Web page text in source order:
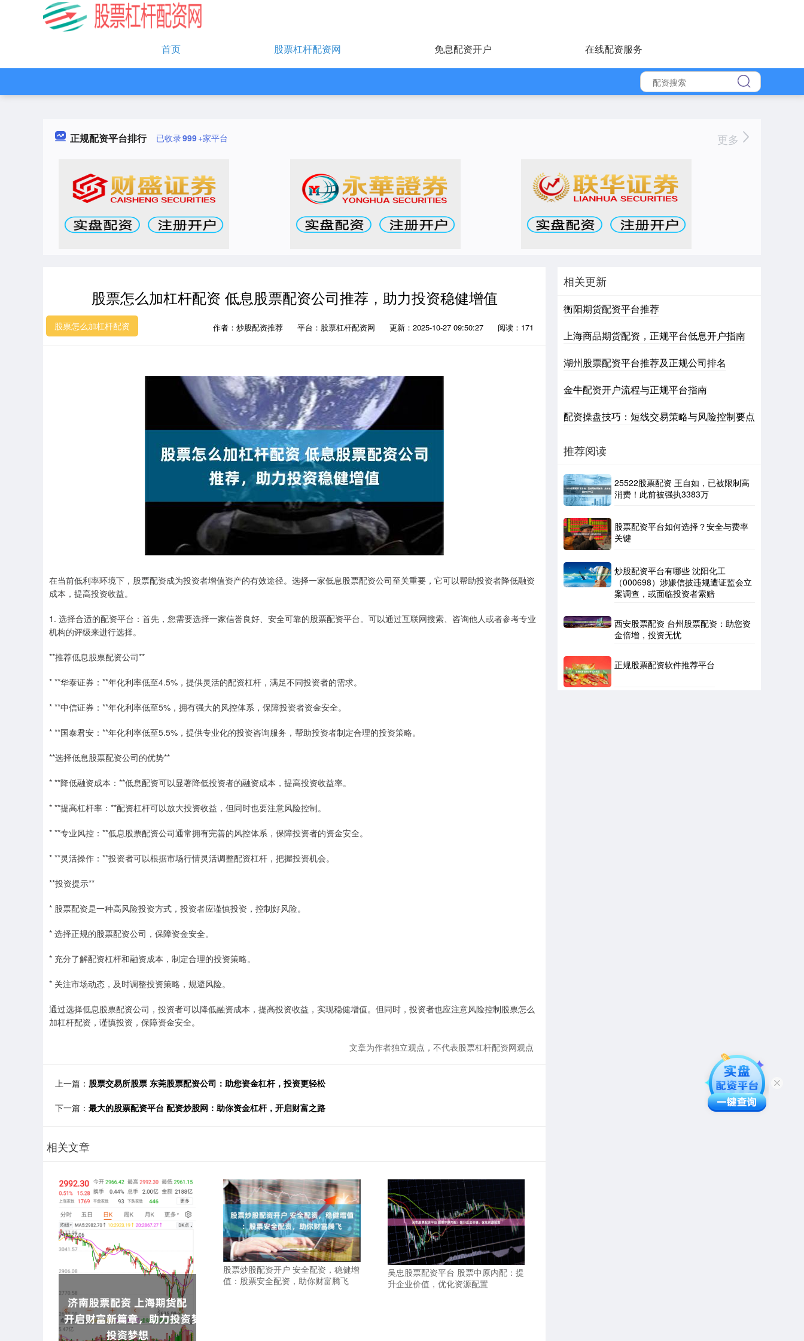
首页 股票杠杆配资网 免息配资开户 在线配资服务
正规配资平台排行 已收录999+家平台 更多
股票怎么加杠杆配资 低息股票配资公司推荐，助力投资稳健增值
股票怎么加杠杆配资 作者：炒股配资推荐 平台：股票杠杆配资网 更新：2025-10-27 09:50:27 阅读：171
在当前低利率环境下，股票配资成为投资者增值资产的有效途径。选择一家低息股票配资公司至关重要，它可以帮助投资者降低融资
成本，提高投资收益。
1. 选择合适的配资平台：首先，您需要选择一家信誉良好、安全可靠的股票配资平台。可以通过互联网搜索、咨询他人或者参考专业
机构的评级来进行选择。
**推荐低息股票配资公司**
* **华泰证券：**年化利率低至4.5%，提供灵活的配资杠杆，满足不同投资者的需求。
* **中信证券：**年化利率低至5%，拥有强大的风控体系，保障投资者资金安全。
* **国泰君安：**年化利率低至5.5%，提供专业化的投资咨询服务，帮助投资者制定合理的投资策略。
**选择低息股票配资公司的优势**
* **降低融资成本：**低息配资可以显著降低投资者的融资成本，提高投资收益率。
* **提高杠杆率：**配资杠杆可以放大投资收益，但同时也要注意风险控制。
* **专业风控：**低息股票配资公司通常拥有完善的风控体系，保障投资者的资金安全。
* **灵活操作：**投资者可以根据市场行情灵活调整配资杠杆，把握投资机会。
**投资提示**
* 股票配资是一种高风险投资方式，投资者应谨慎投资，控制好风险。
* 选择正规的股票配资公司，保障资金安全。
* 充分了解配资杠杆和融资成本，制定合理的投资策略。
* 关注市场动态，及时调整投资策略，规避风险。
通过选择低息股票配资公司，投资者可以降低融资成本，提高投资收益，实现稳健增值。但同时，投资者也应注意风险控制股票怎么
加杠杆配资，谨慎投资，保障资金安全。
文章为作者独立观点，不代表股票杠杆配资网观点
上一篇： 股票交易所股票 东莞股票配资公司：助您资金杠杆，投资更轻松
下一篇： 最大的股票配资平台 配资炒股网：助你资金杠杆，开启财富之路
相关文章
股票炒股配资开户 安全配资，稳健增
值：股票安全配资，助你财富腾飞
吴忠股票配资平台 股票中原内配：提
升企业价值，优化资源配置
相关更新
衡阳期货配资平台推荐
上海商品期货配资，正规平台低息开户指南
湖州股票配资平台推荐及正规公司排名
金牛配资开户流程与正规平台指南
配资操盘技巧：短线交易策略与风险控制要点
推荐阅读
25522股票配资 王自如，已被限制高
消费！此前被强执3383万
股票配资平台如何选择？安全与费率
关键
炒股配资平台有哪些 沈阳化工
（000698）涉嫌信披违规遭证监会立
案调查，或面临投资者索赔
西安股票配资 台州股票配资：助您资
金倍增，投资无忧
正规股票配资软件推荐平台